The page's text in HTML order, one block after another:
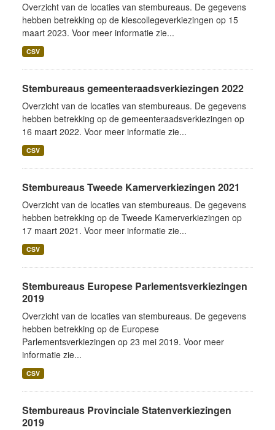
Overzicht van de locaties van stembureaus. De gegevens
hebben betrekking op de kiescollegeverkiezingen op 15
maart 2023. Voor meer informatie zie...
CSV
Stembureaus gemeenteraadsverkiezingen 2022
Overzicht van de locaties van stembureaus. De gegevens
hebben betrekking op de gemeenteraadsverkiezingen op
16 maart 2022. Voor meer informatie zie...
CSV
Stembureaus Tweede Kamerverkiezingen 2021
Overzicht van de locaties van stembureaus. De gegevens
hebben betrekking op de Tweede Kamerverkiezingen op
17 maart 2021. Voor meer informatie zie...
CSV
Stembureaus Europese Parlementsverkiezingen
2019
Overzicht van de locaties van stembureaus. De gegevens
hebben betrekking op de Europese
Parlementsverkiezingen op 23 mei 2019. Voor meer
informatie zie...
CSV
Stembureaus Provinciale Statenverkiezingen
2019